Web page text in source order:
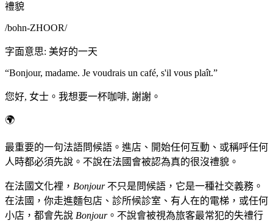
禮貌
/bohn-ZHOOR/
字面意思: 美好的一天
“Bonjour, madame. Je voudrais un café, s'il vous plaît.”
您好, 女士。我想要一杯咖啡, 謝謝。
🌍
最重要的一句法語問候語。進店、開始任何互動、或稱呼任何
人時都必須先說。不說在法國會被認為真的很沒禮貌。
在法國文化裡， Bonjour不只是問候語，它是一種社交義務。
在法國，你走進麵包店、診所候診室、有人在的電梯，或任何
小店，都會先說 Bonjour。不說會被視為旅客最常犯的失禮行